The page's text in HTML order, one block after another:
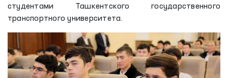
студентами Ташкентского государственного
транспортного университета.